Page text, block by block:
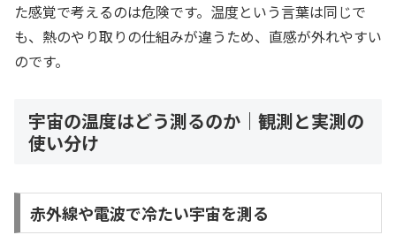
た感覚で考えるのは危険です。温度という言葉は同じで
も、熱のやり取りの仕組みが違うため、直感が外れやすい
のです。
宇宙の温度はどう測るのか｜観測と実測の
使い分け
赤外線や電波で冷たい宇宙を測る